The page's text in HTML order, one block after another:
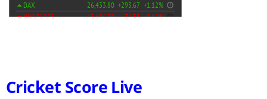
Cricket Score Live